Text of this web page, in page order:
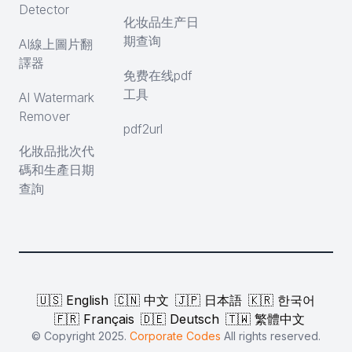
Detector
AI線上圖片翻
譯器
AI Watermark
Remover
化妝品批次代
碼和生產日期
查詢
化妆品生产日
期查询
免费在线pdf
工具
pdf2url
🇺🇸 English 🇨🇳 中文 🇯🇵 日本語 🇰🇷 한국어
🇫🇷 Français 🇩🇪 Deutsch 🇹🇼 繁體中文
© Copyright 2025. Corporate Codes All rights reserved.